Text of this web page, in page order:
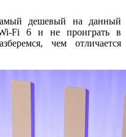
дешевый на данный
Fi 6 и не проиграть в
чем отличается